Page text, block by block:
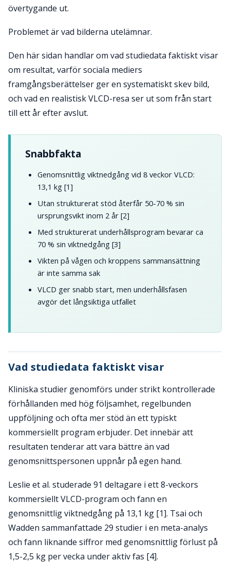
övertygande ut.
Problemet är vad bilderna utelämnar.
Den här sidan handlar om vad studiedata faktiskt visar
om resultat, varför sociala mediers
framgångsberättelser ger en systematiskt skev bild,
och vad en realistisk VLCD-resa ser ut som från start
till ett år efter avslut.
Snabbfakta
Genomsnittlig viktnedgång vid 8 veckor VLCD:
13,1 kg [1]
Utan strukturerat stöd återfår 50-70 % sin
ursprungsvikt inom 2 år [2]
Med strukturerat underhållsprogram bevarar ca
70 % sin viktnedgång [3]
Vikten på vågen och kroppens sammansättning
är inte samma sak
VLCD ger snabb start, men underhållsfasen
avgör det långsiktiga utfallet
Vad studiedata faktiskt visar
Kliniska studier genomförs under strikt kontrollerade
förhållanden med hög följsamhet, regelbunden
uppföljning och ofta mer stöd än ett typiskt
kommersiellt program erbjuder. Det innebär att
resultaten tenderar att vara bättre än vad
genomsnittspersonen uppnår på egen hand.
Leslie et al. studerade 91 deltagare i ett 8-veckors
kommersiellt VLCD-program och fann en
genomsnittlig viktnedgång på 13,1 kg [1]. Tsai och
Wadden sammanfattade 29 studier i en meta-analys
och fann liknande siffror med genomsnittlig förlust på
1,5-2,5 kg per vecka under aktiv fas [4].